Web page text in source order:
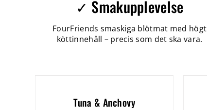
✓ Smakupplevelse
FourFriends smaskiga blötmat med högt
köttinnehåll – precis som det ska vara.
Tuna & Anchovy